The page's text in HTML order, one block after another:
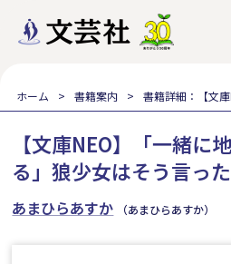
ホーム 書籍案内 書籍詳細：【文
【文庫NEO】「一緒に
る」狼少女はそう言った
あまひらあすか （あまひらあすか）